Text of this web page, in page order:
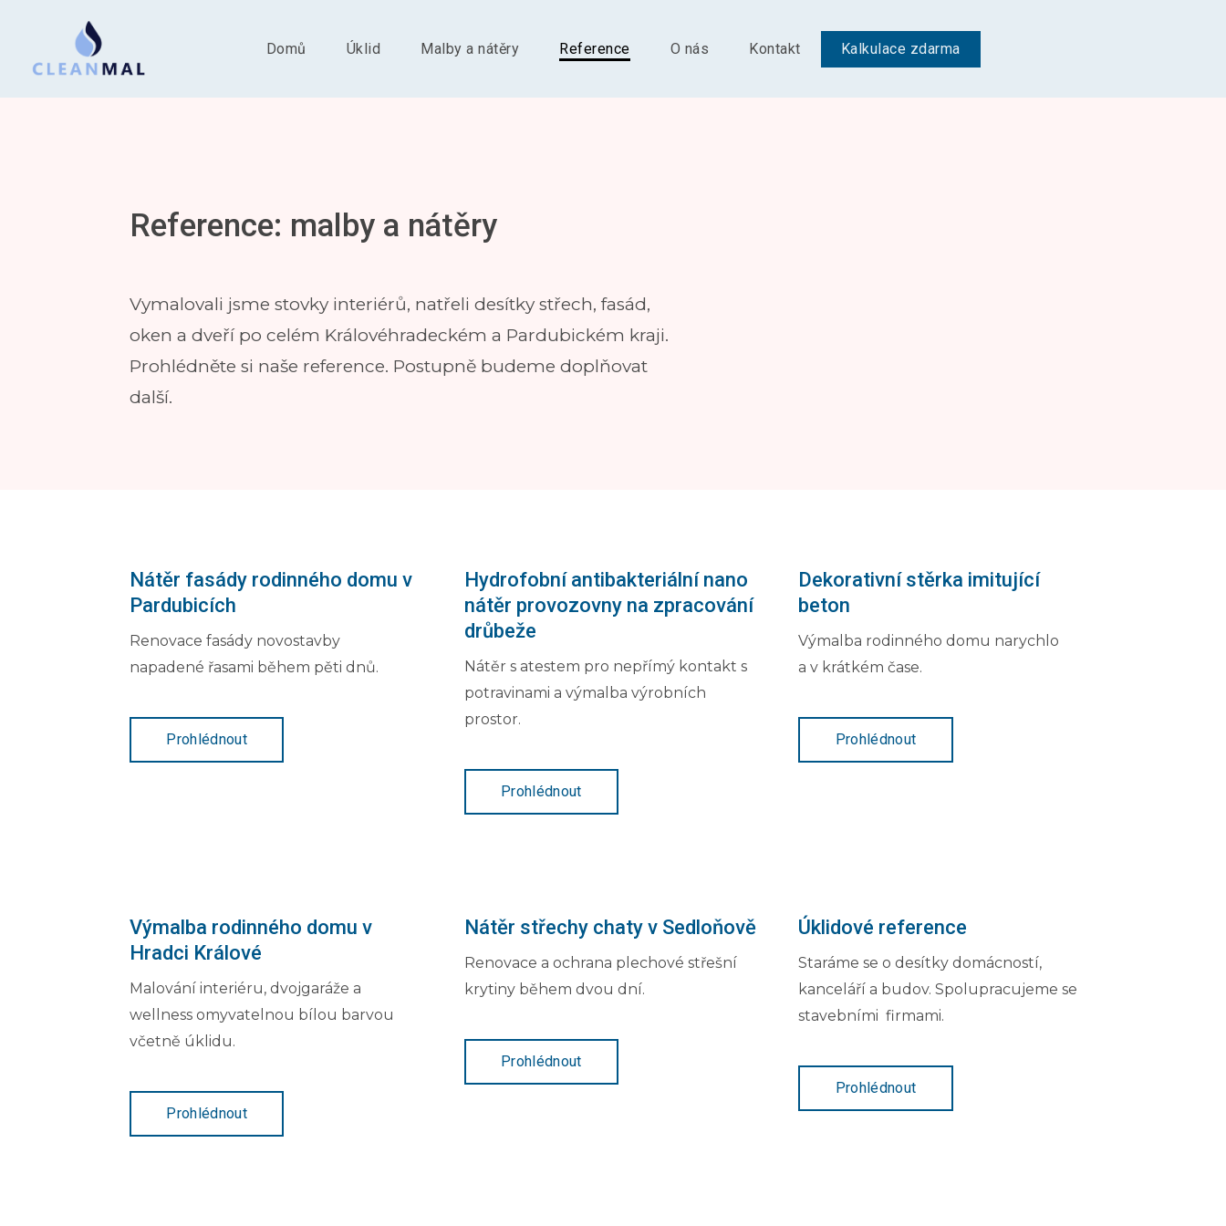
Domů Úklid Malby a nátěry Reference O nás Kontakt Kalkulace zdarma
Reference: malby a nátěry
Vymalovali jsme stovky interiérů, natřeli desítky střech, fasád,
oken a dveří po celém Královéhradeckém a Pardubickém kraji.
Prohlédněte si naše reference. Postupně budeme doplňovat
další.
Nátěr fasády rodinného domu v
Pardubicích
Renovace fasády novostavby
napadené řasami během pěti dnů.
Prohlédnout
Hydrofobní antibakteriální nano
nátěr provozovny na zpracování
drůbeže
Nátěr s atestem pro nepřímý kontakt s
potravinami a výmalba výrobních
prostor.
Prohlédnout
Dekorativní stěrka imitující
beton
Výmalba rodinného domu narychlo
a v krátkém čase.
Prohlédnout
Výmalba rodinného domu v
Hradci Králové
Malování interiéru, dvojgaráže a
wellness omyvatelnou bílou barvou
včetně úklidu.
Prohlédnout
Nátěr střechy chaty v Sedloňově
Renovace a ochrana plechové střešní
krytiny během dvou dní.
Prohlédnout
Úklidové reference
Staráme se o desítky domácností,
kanceláří a budov. Spolupracujeme se
stavebními firmami.
Prohlédnout